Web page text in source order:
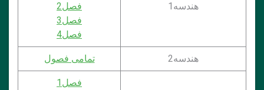
هندسه1
فصل2
فصل3
فصل4
هندسه2 تمامی فصول
فصل1